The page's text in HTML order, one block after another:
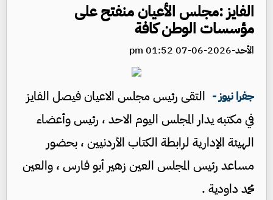
الفايز :مجلس الأعيان منفتح على
مؤسسات الوطن كافة
الأحد-2026-06-07 01:52 pm
جفرا نيوز - التقى رئيس مجلس الاعيان فيصل الفايز
في مكتبه يدار المجلس اليوم الاحد ، رئيس وأعضاء
الهيئة الإدارية لرابطة الكتاب الأردنيين ، بحضور
مساعد رئيس المجلس العين زهير أبو فارس ، والعين
محمد داودية .